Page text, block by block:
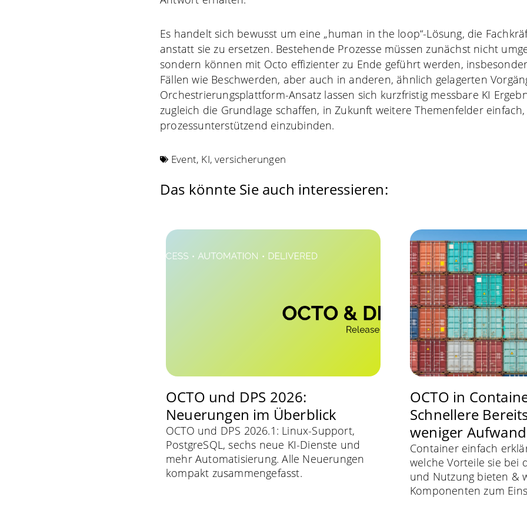
Es handelt sich bewusst um eine „human in the loop“-Lösung, die
anstatt sie zu ersetzen. Bestehende Prozesse müssen zunächst nicht
sondern können mit Octo effizienter zu Ende geführt werden,
Fällen wie Beschwerden, aber auch in anderen, ähnlich gelagerten
Orchestrierungsplattform-Ansatz lassen sich kurzfristig messbare KI
zugleich die Grundlage schaffen, in Zukunft weitere Themenfelder
prozessunterstützend einzubinden.
Event, KI,versicherungen
Das könnte Sie auch interessieren:
OCTO und DPS 2026:
Neuerungen im Überblick
OCTO und DPS 2026.1: Linux-Support,
PostgreSQL, sechs neue KI-Dienste und
mehr Automatisierung. Alle Neuerungen
kompakt zusammengefasst.
OCTO in
Schnellere
weniger Aufwand
Container einfach
welche Vorteile sie bei
und Nutzung bieten &
Komponenten zum